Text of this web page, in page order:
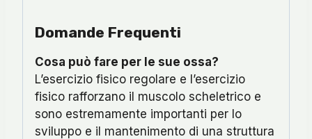
Domande Frequenti
Cosa può fare per le sue ossa?
L’esercizio fisico regolare e l’esercizio
fisico rafforzano il muscolo scheletrico e
sono estremamente importanti per lo
sviluppo e il mantenimento di una struttura